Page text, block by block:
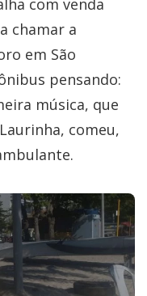
chamar a
em São
pensando:
música, que
comeu,